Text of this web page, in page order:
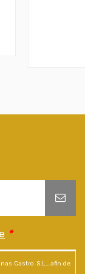
*
Castro S.L., afin de